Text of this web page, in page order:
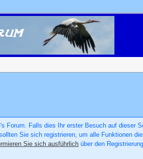
Forum. Falls dies Ihr erster Besuch auf dieser
Sie sich registrieren, um alle Funktionen
Sie sich ausführlich über den